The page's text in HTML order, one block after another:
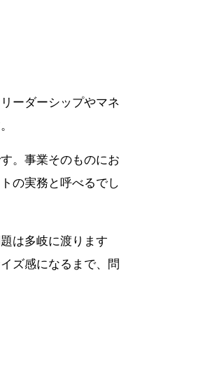
ーダーシップやマネ
。事業そのものにお
の実務と呼べるでし
は多岐に渡ります
ズ感になるまで、問